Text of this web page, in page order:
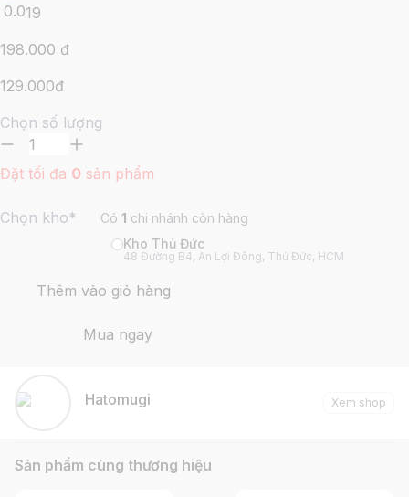
0.019
198.000 đ
129.000đ
Chọn số lượng
Đặt tối đa 0 sản phẩm
Chọn kho* Có 1 chi nhánh còn hàng
Kho Thủ Đức
48 Đường B4, An Lợi Đông, Thủ Đức, HCM
Thêm vào giỏ hàng
Mua ngay
Hatomugi Xem shop
Sản phẩm cùng thương hiệu